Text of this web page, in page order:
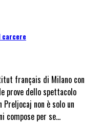
carcere
français di Milano con
prove dello spettacolo
non è solo un
compose per se…